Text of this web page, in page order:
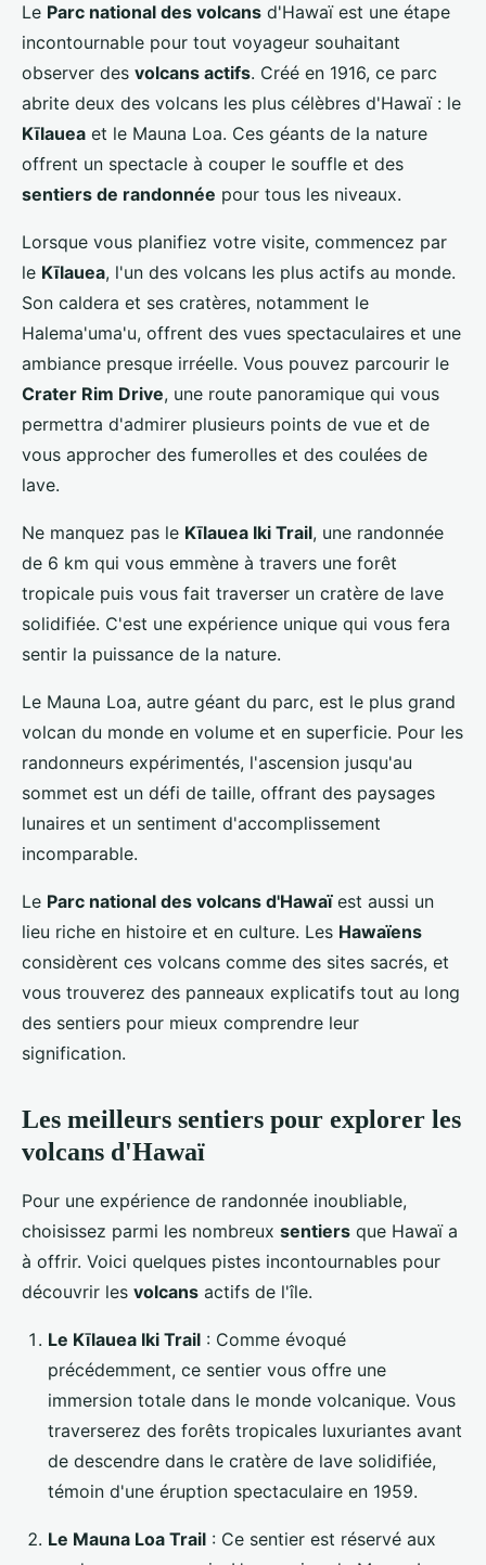
Le Parc national des volcans d'Hawaï est une étape
incontournable pour tout voyageur souhaitant
observer des volcans actifs. Créé en 1916, ce parc
abrite deux des volcans les plus célèbres d'Hawaï : le
Kīlauea et le Mauna Loa. Ces géants de la nature
offrent un spectacle à couper le souffle et des
sentiers de randonnée pour tous les niveaux.
Lorsque vous planifiez votre visite, commencez par
le Kīlauea, l'un des volcans les plus actifs au monde.
Son caldera et ses cratères, notamment le
Halema'uma'u, offrent des vues spectaculaires et une
ambiance presque irréelle. Vous pouvez parcourir le
Crater Rim Drive, une route panoramique qui vous
permettra d'admirer plusieurs points de vue et de
vous approcher des fumerolles et des coulées de
lave.
Ne manquez pas le Kīlauea Iki Trail, une randonnée
de 6 km qui vous emmène à travers une forêt
tropicale puis vous fait traverser un cratère de lave
solidifiée. C'est une expérience unique qui vous fera
sentir la puissance de la nature.
Le Mauna Loa, autre géant du parc, est le plus grand
volcan du monde en volume et en superficie. Pour les
randonneurs expérimentés, l'ascension jusqu'au
sommet est un défi de taille, offrant des paysages
lunaires et un sentiment d'accomplissement
incomparable.
Le Parc national des volcans d'Hawaïest aussi un
lieu riche en histoire et en culture. Les Hawaïens
considèrent ces volcans comme des sites sacrés, et
vous trouverez des panneaux explicatifs tout au long
des sentiers pour mieux comprendre leur
signification.
Les meilleurs sentiers pour explorer les
volcans d'Hawaï
Pour une expérience de randonnée inoubliable,
choisissez parmi les nombreux sentiers que Hawaï a
à offrir. Voici quelques pistes incontournables pour
découvrir les volcans actifs de l'île.
Le Kīlauea Iki Trail : Comme évoqué
précédemment, ce sentier vous offre une
immersion totale dans le monde volcanique. Vous
traverserez des forêts tropicales luxuriantes avant
de descendre dans le cratère de lave solidifiée,
témoin d'une éruption spectaculaire en 1959.
Le Mauna Loa Trail : Ce sentier est réservé aux